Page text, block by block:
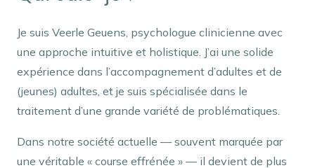
Je suis Veerle Geuens, psychologue clinicienne avec
une approche intuitive et holistique. J’ai une solide
expérience dans l’accompagnement d’adultes et de
(jeunes) adultes, et je suis spécialisée dans le
traitement d’une grande variété de problématiques.
Dans notre société actuelle — souvent marquée par
une véritable « course effrénée » — il devient de plus